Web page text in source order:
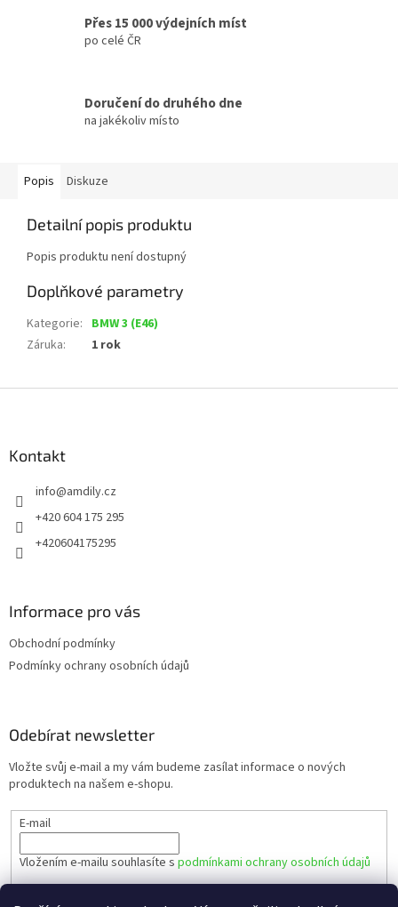
Přes 15 000 výdejních míst
po celé ČR
Doručení do druhého dne
na jakékoliv místo
Popis Diskuze
Detailní popis produktu
Popis produktu není dostupný
Doplňkové parametry
Kategorie: BMW 3 (E46)
Záruka: 1 rok
Kontakt
info@amdily.cz
+420 604 175 295
+420604175295
Informace pro vás
Obchodní podmínky
Podmínky ochrany osobních údajů
Odebírat newsletter
Vložte svůj e-mail a my vám budeme zasílat informace o nových
produktech na našem e-shopu.
E-mail
Vložením e-mailu souhlasíte s podmínkami ochrany osobních údajů
PŘIHLÁSIT SE